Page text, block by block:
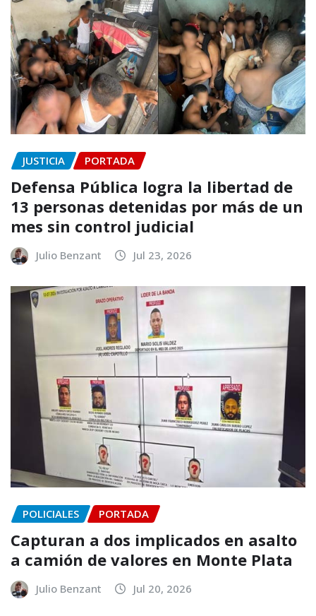
JUSTICIA PORTADA
Defensa Pública logra la libertad de
13 personas detenidas por más de un
mes sin control judicial
Julio Benzant Jul 23, 2026
POLICIALES PORTADA
Capturan a dos implicados en asalto
a camión de valores en Monte Plata
Julio Benzant Jul 20, 2026